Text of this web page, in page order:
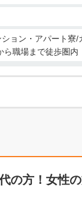
ョン・アパート寮/
ら職場まで徒歩圏内
の方！女性